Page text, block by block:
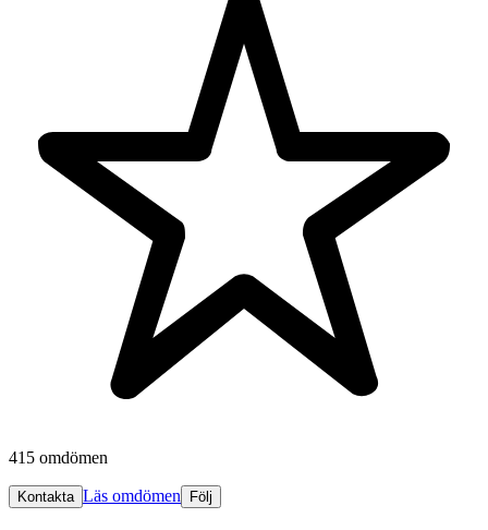
415 omdömen
Kontakta Läs omdömen Följ